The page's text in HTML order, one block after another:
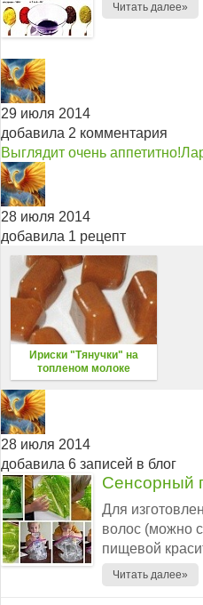
Читать далее»
29 июля 2014
добавила 2 комментария
Выглядит очень аппетитно!
28 июля 2014
добавила 1 рецепт
Ириски "Тянучки" на
топлeном молоке
28 июля 2014
добавила 6 записей в блог
Сенсорный
Для
волос (можно
пищевой
Читать далее»